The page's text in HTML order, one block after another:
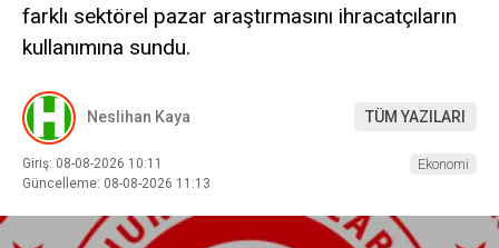
farklı sektörel pazar araştırmasını ihracatçıların
kullanımına sundu.
Neslihan Kaya TÜM YAZILARI
Giriş: 08-08-2026 10:11
Güncelleme: 08-08-2026 11:13
Ekonomi